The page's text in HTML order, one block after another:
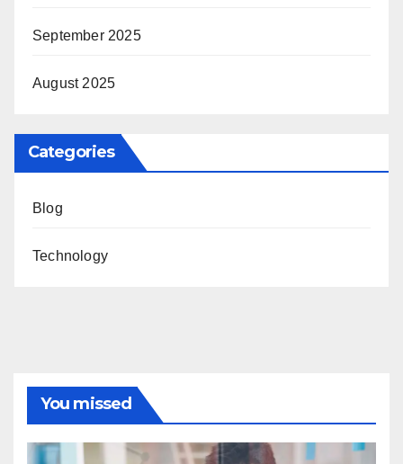
September 2025
August 2025
Categories
Blog
Technology
You missed